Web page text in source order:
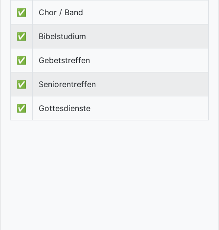
✅ Chor / Band
✅ Bibelstudium
✅ Gebetstreffen
✅ Seniorentreffen
✅ Gottesdienste